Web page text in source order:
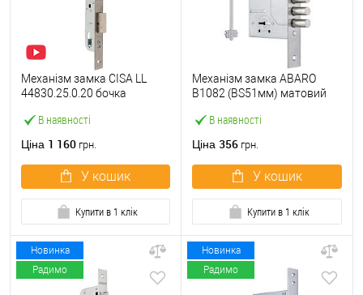
В наявності
Механізм замка CISA LL
44830.25.0.20 бочка
нержавіюча сталь
Ціна 1 160 грн.
У кошик
Купити в 1 клік
В наявності
Механізм замка ABARO
B1082 (BS51мм) матовий
Ціна 356 грн.
У кошик
Купити в 1 клік
Новинка
Радимо
Новинка
Радимо